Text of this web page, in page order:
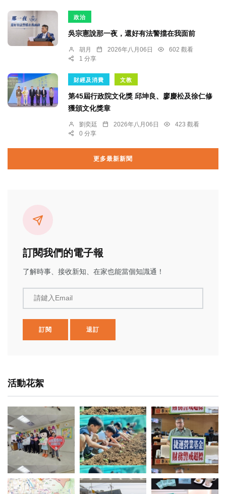
政治
吳宗憲說那一夜，還好有法警擋在我面前
胡月 2026年八月06日
602 觀看
1 分享
財經及消費 文教
第45屆行政院文化獎 邱坤良、廖慶松及徐仁修
獲頒文化獎章
劉奕廷 2026年八月06日
423 觀看
0 分享
更多最新新聞
訂閱我們的電子報
了解時事、接收新知、在家也能當個知識通！
請鍵入Email
訂閱 退訂
活動花絮